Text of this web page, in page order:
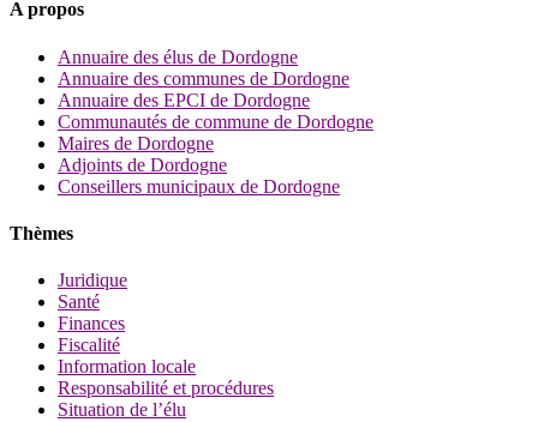
A propos
Annuaire des élus de Dordogne
Annuaire des communes de Dordogne
Annuaire des EPCI de Dordogne
Communautés de commune de Dordogne
Maires de Dordogne
Adjoints de Dordogne
Conseillers municipaux de Dordogne
Thèmes
Juridique
Santé
Finances
Fiscalité
Information locale
Responsabilité et procédures
Situation de l’élu